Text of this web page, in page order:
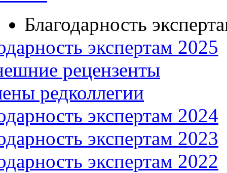
Благодарность
экспертам 2025
рецензенты
редколлегии
экспертам 2024
экспертам 2023
экспертам 2022